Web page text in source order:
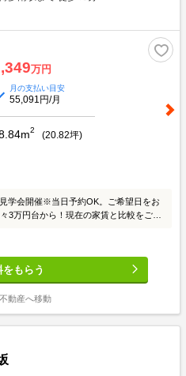
万円
月の支払い目安
55,091円/月
2 (20.82坪)
学会開催※当日予約OK。ご希望日をお
3万円台から！現在の家賃と比較をご検
をもらう
動産へ移動